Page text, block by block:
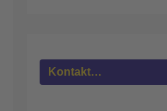
Kontakt…